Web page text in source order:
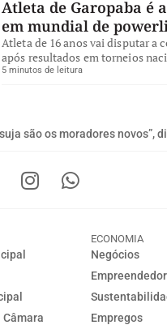
Atleta de Garopaba é
em mundial de
Atleta de 16 anos vai disputar a
após resultados em torneios
5 minutos de leitura
são os moradores novos”,
ECONOMIA
Negócios
Empregos